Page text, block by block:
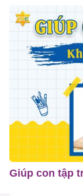
Giúp con tập